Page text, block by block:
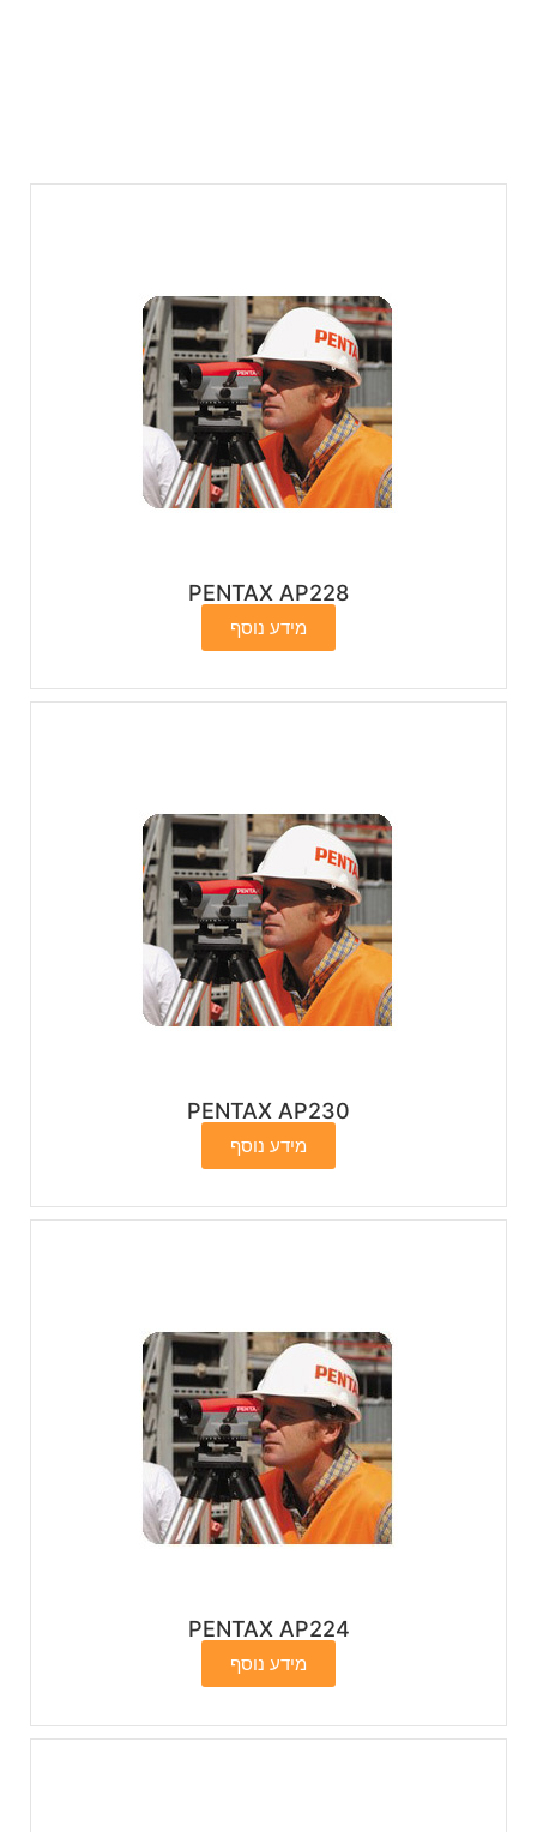
PENTAX AP228
מידע נוסף
PENTAX AP230
מידע נוסף
PENTAX AP224
מידע נוסף